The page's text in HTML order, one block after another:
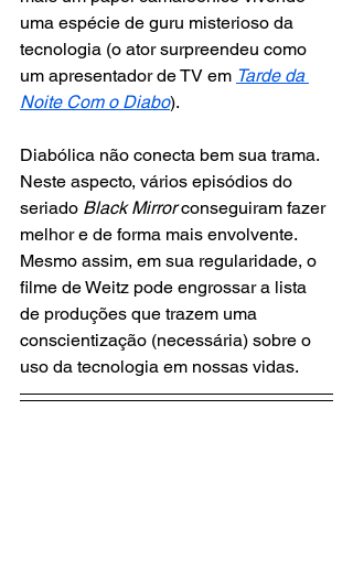
uma espécie de guru misterioso da
tecnologia (o ator surpreendeu como
um apresentador de TV em Tarde da
Noite Com o Diabo).
Diabólica não conecta bem sua trama.
Neste aspecto, vários episódios do
seriado Black Mirror conseguiram fazer
melhor e de forma mais envolvente.
Mesmo assim, em sua regularidade, o
filme de Weitz pode engrossar a lista
de produções que trazem uma
conscientização (necessária) sobre o
uso da tecnologia em nossas vidas.